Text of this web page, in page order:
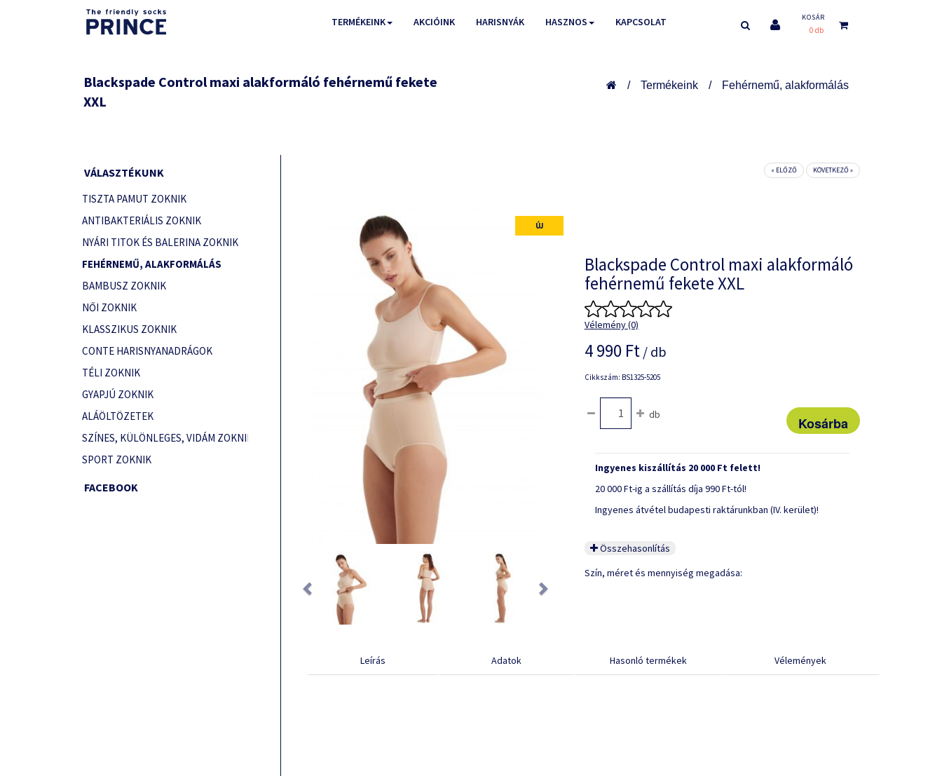
TERMÉKEINK AKCIÓINK HARISNYÁK HASZNOS KAPCSOLAT KOSÁR
0 db
Blackspade Control maxi alakformáló fehérnemű fekete
XXL
Termékeink Fehérnemű, alakformálás
VÁLASZTÉKUNK
TISZTA PAMUT ZOKNIK
ANTIBAKTERIÁLIS ZOKNIK
NYÁRI TITOK ÉS BALERINA ZOKNIK
FEHÉRNEMŰ, ALAKFORMÁLÁS
BAMBUSZ ZOKNIK
NŐI ZOKNIK
KLASSZIKUS ZOKNIK
CONTE HARISNYANADRÁGOK
TÉLI ZOKNIK
GYAPJÚ ZOKNIK
ALÁÖLTÖZETEK
SZÍNES, KÜLÖNLEGES, VIDÁM ZOKNIK
SPORT ZOKNIK
FACEBOOK
« ELŐZŐ KÖVETKEZŐ »
ÚJ
Previous
Blackspade Control maxi alakformáló
fehérnemű fekete XXL
Vélemény (0)
4 990 Ft/ db
Cikkszám: BS1325-5205
db
Ingyenes kiszállítás 20 000 Ft felett!
20 000 Ft-ig a szállítás díja 990 Ft-tól!
Ingyenes átvétel budapesti raktárunkban (IV. kerület)!
Összehasonlítás
Szín, méret és mennyiség megadása:
Leírás Adatok Hasonló termékek Vélemények